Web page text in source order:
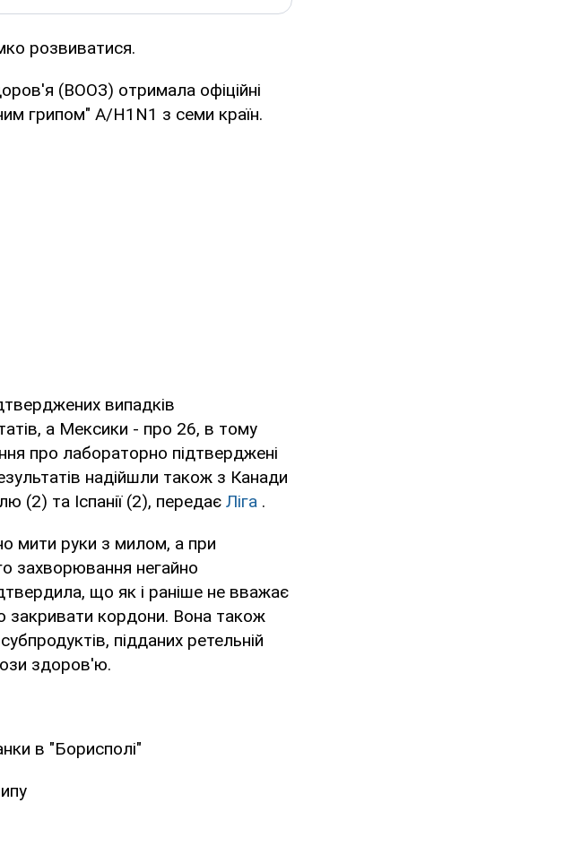
розвиватися.
(ВООЗ) отримала офіційні
грипом" A/H1N1 з семи країн.
випадків
а Мексики - про 26, в тому
про лабораторно підтверджені
надійшли також з Канади
(2) та Іспанії (2), передає Ліга .
мити руки з милом, а при
захворювання негайно
що як і раніше не вважає
закривати кордони. Вона також
підданих ретельній
здоров'ю.
в "Борисполі"